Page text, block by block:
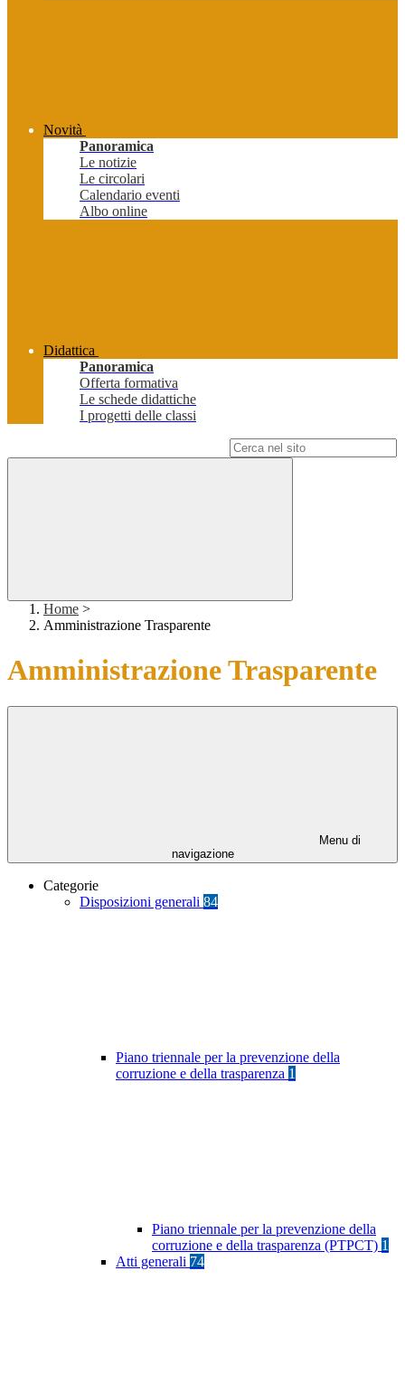
Novità
Panoramica
Le notizie
Le circolari
Calendario eventi
Albo online
Didattica
Panoramica
Offerta formativa
Le schede didattiche
I progetti delle classi
Home >
Amministrazione Trasparente
Amministrazione Trasparente
Menu di
navigazione
Categorie
Disposizioni generali 84
Piano triennale per la prevenzione della
corruzione e della trasparenza 1
Piano triennale per la prevenzione della
corruzione e della trasparenza (PTPCT) 1
Atti generali 74